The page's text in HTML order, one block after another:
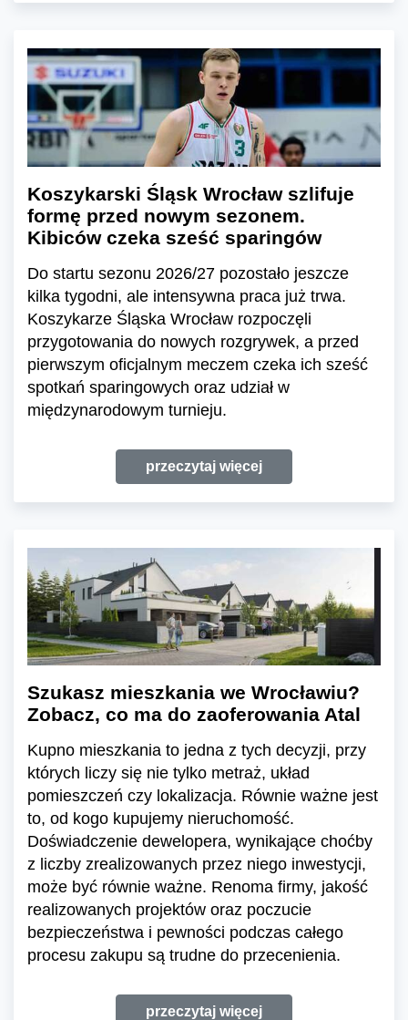
Koszykarski Śląsk Wrocław szlifuje
formę przed nowym sezonem.
Kibiców czeka sześć sparingów
Do startu sezonu 2026/27 pozostało jeszcze
kilka tygodni, ale intensywna praca już trwa.
Koszykarze Śląska Wrocław rozpoczęli
przygotowania do nowych rozgrywek, a przed
pierwszym oficjalnym meczem czeka ich sześć
spotkań sparingowych oraz udział w
międzynarodowym turnieju.
przeczytaj więcej
Szukasz mieszkania we Wrocławiu?
Zobacz, co ma do zaoferowania Atal
Kupno mieszkania to jedna z tych decyzji, przy
których liczy się nie tylko metraż, układ
pomieszczeń czy lokalizacja. Równie ważne jest
to, od kogo kupujemy nieruchomość.
Doświadczenie dewelopera, wynikające choćby
z liczby zrealizowanych przez niego inwestycji,
może być równie ważne. Renoma firmy, jakość
realizowanych projektów oraz poczucie
bezpieczeństwa i pewności podczas całego
procesu zakupu są trudne do przecenienia.
przeczytaj więcej